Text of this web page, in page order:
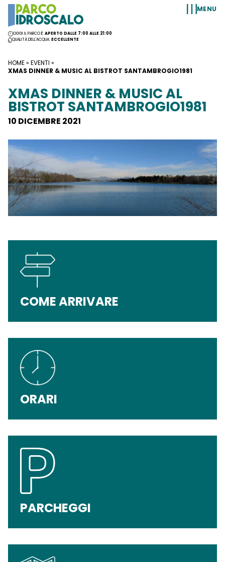
Vai al contenuto
OGGI IL PARCO È:APERTO DALLE 7:00 ALLE 21:00
QUALITÀ DELL'ACQUA:ECCELLENTE
MENU
HOME» EVENTI »
XMAS DINNER & MUSIC AL BISTROT SANTAMBROGIO1981
XMAS DINNER & MUSIC AL
BISTROT SANTAMBROGIO1981
10 DICEMBRE 2021
COME ARRIVARE
ORARI
PARCHEGGI